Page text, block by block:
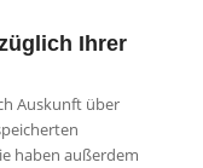
Ihrer
Auskunft über
haben außerdem